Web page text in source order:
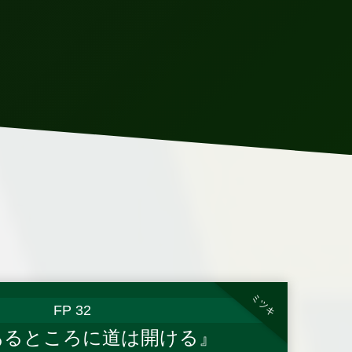
FP 32
ところに道は開ける』
ミツキ